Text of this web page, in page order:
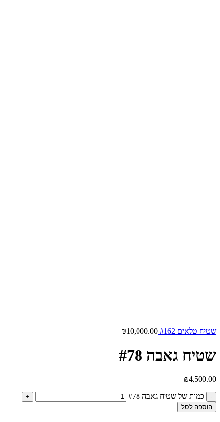
שטיח טלאים #162 ₪10,000.00
שטיח גאבה #78
₪4,500.00
כמות של שטיח גאבה #78
הוספה לסל